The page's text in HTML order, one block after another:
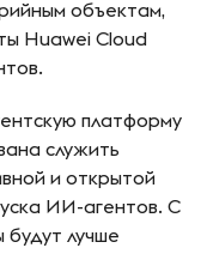
объектам,
Huawei Cloud
платформу
служить
и открытой
ИИ-агентов. С
лучше